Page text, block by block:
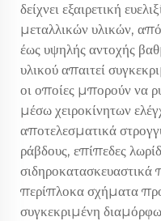
δείχνει εξαιρετική
μεταλλικών υλικών,
έως υψηλής αντοχής
υλικού απαιτεί
οι οποίες μπορούν να
μέσω χειροκίνητων
αποτελεσματικά
ράβδους, επίπεδες
σιδηροκατασκευαστικά
περίπλοκα σχήματα
συγκεκριμένη